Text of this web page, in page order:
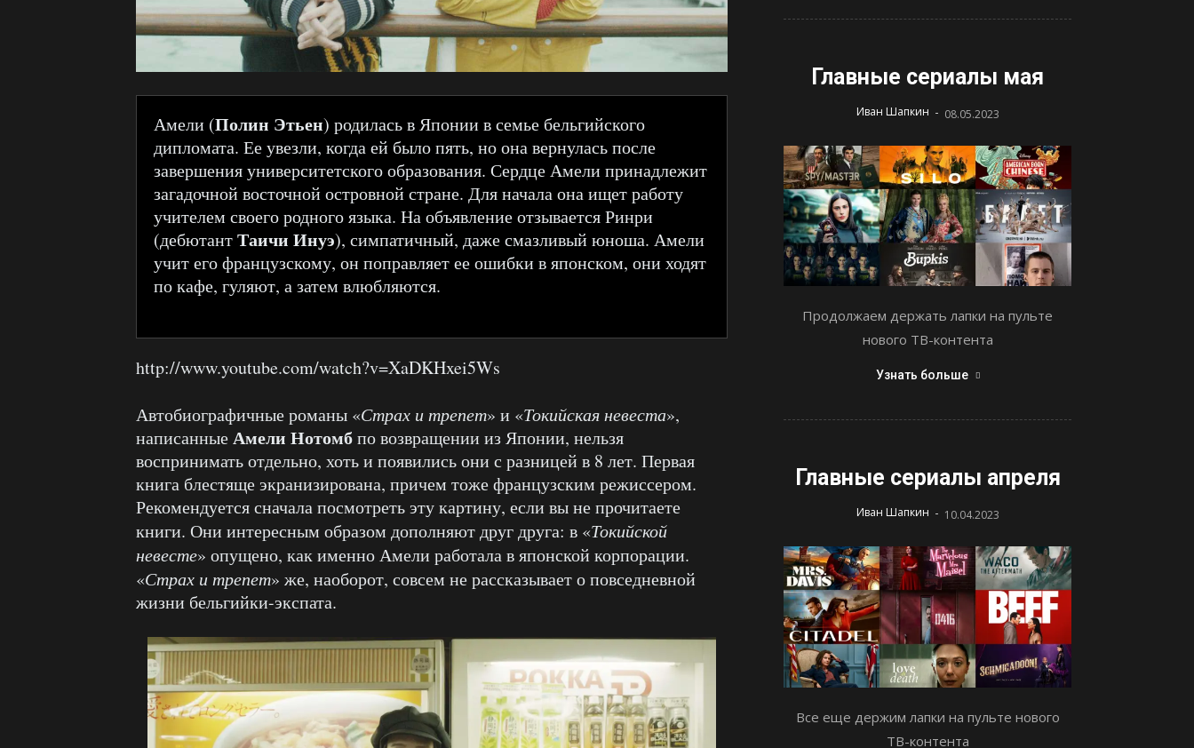
Амели (Полин Этьен) родилась в Японии в семье бельгийского
дипломата. Ее увезли, когда ей было пять, но она вернулась после
завершения университетского образования. Сердце Амели принадлежит
загадочной восточной островной стране. Для начала она ищет работу
учителем своего родного языка. На объявление отзывается Ринри
(дебютантТаичи Инуэ), симпатичный, даже смазливый юноша. Амели
учит его французскому, он поправляет ее ошибки в японском, они ходят
по кафе, гуляют, а затем влюбляются.
http://www.youtube.com/watch?v=XaDKHxei5Ws
Автобиографичные романы «Страх и трепет» и «Токийская невеста»,
написанныеАмели Нотомбпо возвращении из Японии, нельзя
воспринимать отдельно, хоть и появились они с разницей в 8 лет. Первая
книга блестяще экранизирована, причем тоже французским режиссером.
Рекомендуется сначала посмотреть эту картину, если вы не прочитаете
книги. Они интересным образом дополняют друг друга: в «Токийской
невесте» опущено, как именно Амели работала в японской корпорации.
«Страх и трепет» же, наоборот, совсем не рассказывает о повседневной
жизни бельгийки-экспата.
Главные сериалы мая
Иван Шапкин - 08.05.2023
Продолжаем держать лапки на пульте
нового ТВ-контента
Узнать больше
Главные сериалы апреля
Иван Шапкин - 10.04.2023
Все еще держим лапки на пульте нового
ТВ-контента